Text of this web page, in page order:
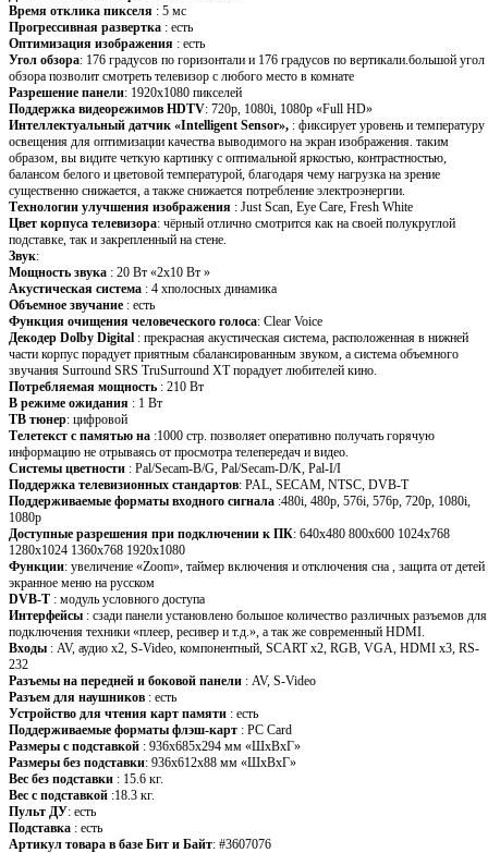
Время отклика пикселя : 5 мс
Прогрессивная развертка : есть
Оптимизация изображения : есть
Угол обзора: 176 градусов по горизонтали и 176 градусов по вертикали.большой угол
обзора позволит смотреть телевизор с любого место в комнате
Разрешение панели: 1920x1080 пикселей
Поддержка видеорежимов HDTV: 720p, 1080i, 1080p «Full HD»
Интеллектуальный датчик «Intelligent Sensor», : фиксирует уровень и температуру
освещения для оптимизации качества выводимого на экран изображения. таким
образом, вы видите четкую картинку с оптимальной яркостью, контрастностью,
балансом белого и цветовой температурой, благодаря чему нагрузка на зрение
существенно снижается, а также снижается потребление электроэнергии.
Технологии улучшения изображения : Just Scan, Eye Care, Fresh White
Цвет корпуса телевизора: чёрный отлично смотрится как на своей полукруглой
подставке, так и закрепленный на стене.
Звук:
Мощность звука : 20 Вт «2x10 Вт »
Акустическая система : 4 хполосных динамика
Объемное звучание : есть
Функция очищения человеческого голоса: Clear Voice
Декодер Dolby Digital : прекрасная акустическая система, расположенная в нижней
части корпус порадует приятным сбалансированным звуком, а система объемного
звучания Surround SRS TruSurround XT порадует любителей кино.
Потребляемая мощность : 210 Вт
В режиме ожидания : 1 Вт
ТВ тюнер: цифровой
Телетекст с памятью на :1000 стр. позволяет оперативно получать горячую
информацию не отрываясь от просмотра телепередач и видео.
Системы цветности : Pal/Secam-B/G, Pal/Secam-D/K, Pal-I/I
Поддержка телевизионных стандартов: PAL, SECAM, NTSC, DVB-T
Поддерживаемые форматы входного сигнала :480i, 480p, 576i, 576p, 720p, 1080i,
1080p
Доступные разрешения при подключении к ПК: 640x480 800x600 1024x768
1280x1024 1360x768 1920x1080
Функции: увеличение «Zoom», таймер включения и отключения сна , защита от детей
экранное меню на русском
DVB-T : модуль условного доступа
Интерфейсы : сзади панели установлено большое количество различных разъемов для
подключения техники «плеер, ресивер и т.д.», а так же современный HDMI.
Входы : AV, аудио x2, S-Video, компонентный, SCART x2, RGB, VGA, HDMI x3, RS-
232
Разъемы на передней и боковой панели : AV, S-Video
Разъем для наушников : есть
Устройство для чтения карт памяти : есть
Поддерживаемые форматы флэш-карт : PC Card
Размеры с подставкой : 936x685x294 мм «ШxВxГ»
Размеры без подставки: 936x612x88 мм «ШxВxГ»
Вес без подставки : 15.6 кг.
Вес с подставкой :18.3 кг.
Пульт ДУ: есть
Подставка : есть
Артикул товара в базе Бит и Байт: #3607076